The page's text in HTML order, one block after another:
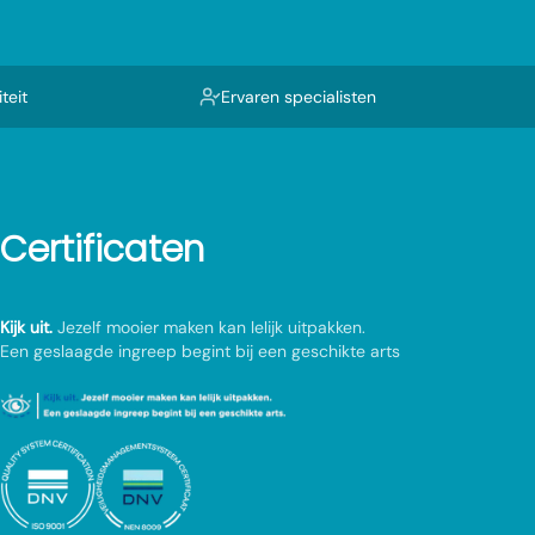
Ervaren specialisten
Certificaten
Kijk uit. Jezelf mooier maken kan lelijk uitpakken.
Een geslaagde ingreep begint bij een geschikte arts